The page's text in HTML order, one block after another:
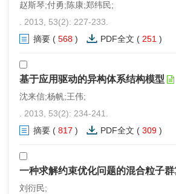
赵斯琴;付勇;陈康;郑纬民;
. 2013, 53(2): 227-233.
摘要 ( 568 ) PDF全文 ( 251 )
基于应用驱动的异构体系结构模型
沈来信;杨帆;王伟;
. 2013, 53(2): 234-241.
摘要 ( 817 ) PDF全文 ( 309 )
一种求解约束优化问题的混合粒子
刘衍民;